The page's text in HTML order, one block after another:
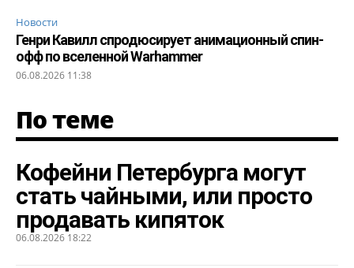
Новости
Генри Кавилл спродюсирует анимационный спин-
офф по вселенной Warhammer
06.08.2026 11:38
По теме
Кофейни Петербурга могут
стать чайными, или просто
продавать кипяток
06.08.2026 18:22